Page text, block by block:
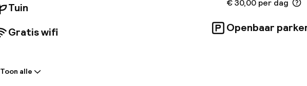
Tuin
Gratis wifi
€ 30,00 per dag
Openbaar
Toon alle